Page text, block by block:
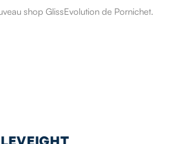
shop GlissEvolution de Pornichet.